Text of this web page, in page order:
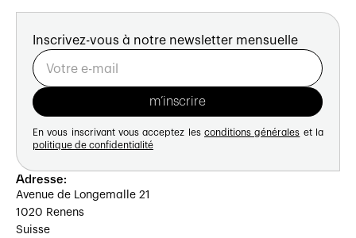
Inscrivez-vous à notre newsletter mensuelle
En vous inscrivant vous acceptez les conditions générales et la
politique de confidentialité
Adresse:
Avenue de Longemalle 21
1020 Renens
Suisse